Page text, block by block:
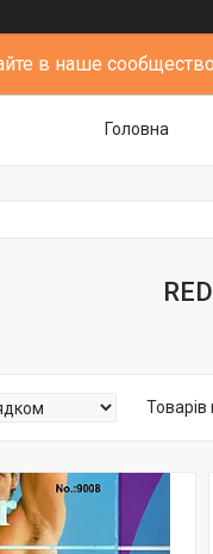
в наше
Головна